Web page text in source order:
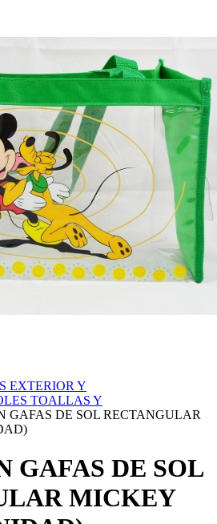
EXTERIOR Y
TOALLAS Y
GAFAS DE SOL RECTANGULAR
GAFAS DE SOL
MICKEY